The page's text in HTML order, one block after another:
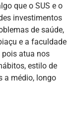
que o SUS e o
investimentos
de saúde,
e a faculdade
pois atua nos
estilo de
a médio, longo